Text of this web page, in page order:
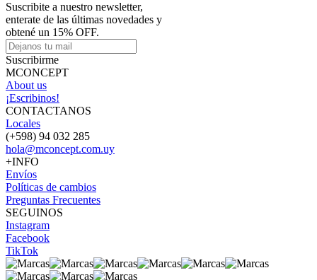
Suscribite a nuestro newsletter,
enterate de las últimas novedades y
obtené un 15% OFF.
Suscribirme
MCONCEPT
About us
¡Escribinos!
CONTACTANOS
Locales
(+598) 94 032 285
hola@mconcept.com.uy
+INFO
Envíos
Políticas de cambios
Preguntas Frecuentes
SEGUINOS
Instagram
Facebook
TikTok